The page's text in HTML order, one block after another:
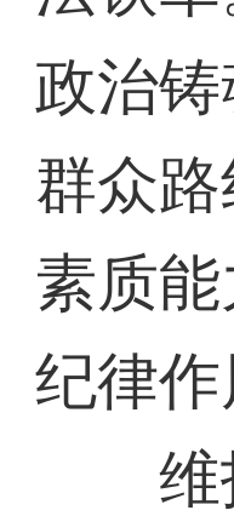
政治
群众
素质
纪律作
维